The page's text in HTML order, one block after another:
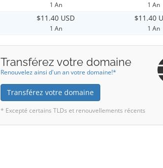
1 An 1 An
$11.40 USD
1 An
$11.40
1 An
Transférez votre domaine
Renouvelez ainsi d'un an votre domaine!*
Transférez votre domaine
* Excepté certains TLDs et renouvellements récents